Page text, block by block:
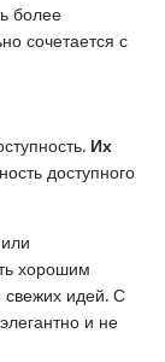
более
сочетается с
Их
доступного
хорошим
идей. С
и не